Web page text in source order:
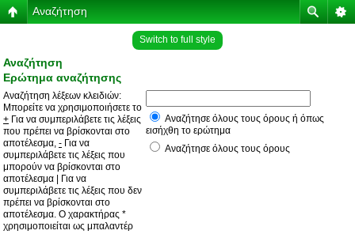
Αναζήτηση
Switch to full style
Αναζήτηση
Ερώτημα αναζήτησης
Αναζήτηση λέξεων κλειδιών:
Μπορείτε να χρησιμοποιήσετε το
+ Για να συμπεριλάβετε τις λέξεις
που πρέπει να βρίσκονται στο
αποτέλεσμα, - Για να
συμπεριλάβετε τις λέξεις που
μπορούν να βρίσκονται στο
αποτέλεσμα
Για να
συμπεριλάβετε τις λέξεις που δεν
πρέπει να βρίσκονται στο
αποτέλεσμα. Ο χαρακτήρας *
χρησιμοποιείται ως μπαλαντέρ
Αναζήτησε όλους τους όρους ή όπως
εισήχθη το ερώτημα
Αναζήτησε όλους τους όρους